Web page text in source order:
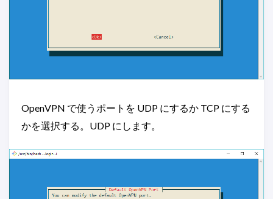
OpenVPN で使うポートを UDP にするか TCP にする
かを選択する。UDP にします。